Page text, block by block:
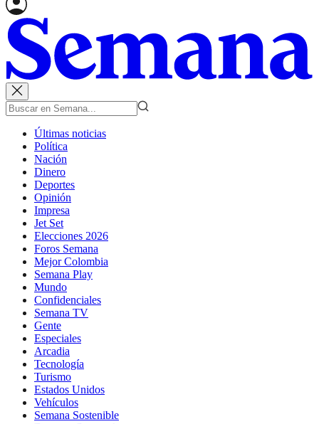
Últimas noticias
Política
Nación
Dinero
Deportes
Opinión
Impresa
Jet Set
Elecciones 2026
Foros Semana
Mejor Colombia
Semana Play
Mundo
Confidenciales
Semana TV
Gente
Especiales
Arcadia
Tecnología
Turismo
Estados Unidos
Vehículos
Semana Sostenible